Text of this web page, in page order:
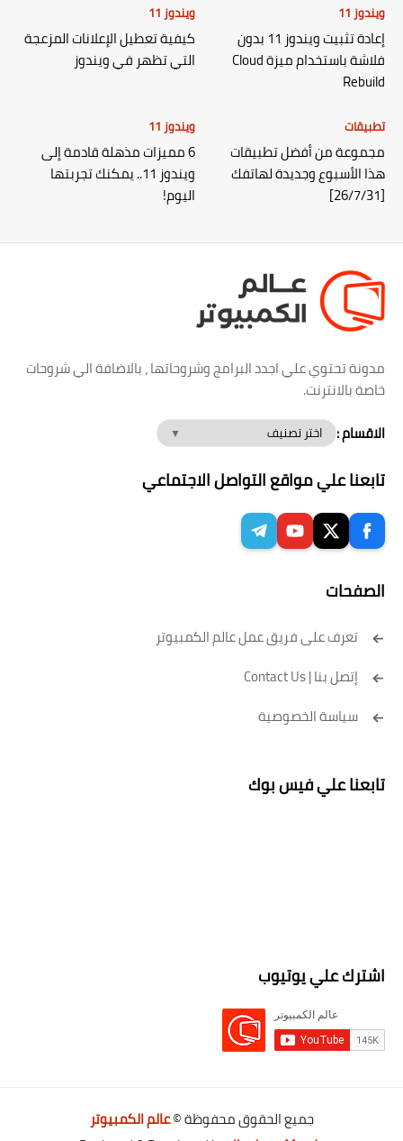
ويندوز 11
إعادة تثبيت ويندوز 11 بدون
فلاشة باستخدام ميزة Cloud
Rebuild
ويندوز 11
كيفية تعطيل الإعلانات المزعجة
التي تظهر في ويندوز
تطبيقات
مجموعة من أفضل تطبيقات
هذا الأسبوع وجديدة لهاتفك
[26/7/31]
ويندوز 11
6 مميزات مذهلة قادمة إلى
ويندوز 11.. يمكنك تجربتها
اليوم!
مدونة تحتوي علي اجدد البرامج وشروحاتها ، بالاضافة الي شروحات
خاصة بالانترنت.
الاقسام :
تابعنا علي مواقع التواصل الاجتماعي
الصفحات
تعرف على فريق عمل عالم الكمبيوتر
إتصل بنا | Contact Us
سياسة الخصوصية
تابعنا علي فيس بوك
اشترك علي يوتيوب
جميع الحقوق محفوظة ©عالم الكمبيوتر